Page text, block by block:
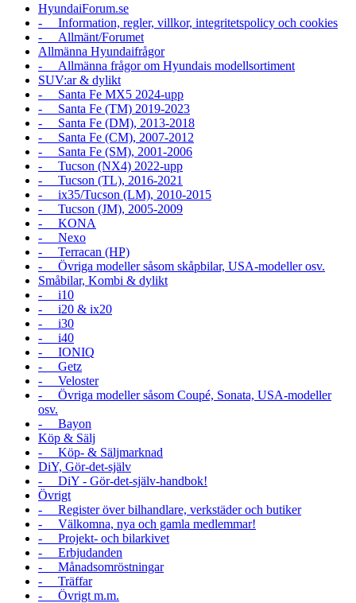
HyundaiForum.se
- Information, regler, villkor, integritetspolicy och cookies
- Allmänt/Forumet
Allmänna Hyundaifrågor
- Allmänna frågor om Hyundais modellsortiment
SUV:ar & dylikt
- Santa Fe MX5 2024-upp
- Santa Fe (TM) 2019-2023
- Santa Fe (DM), 2013-2018
- Santa Fe (CM), 2007-2012
- Santa Fe (SM), 2001-2006
- Tucson (NX4) 2022-upp
- Tucson (TL), 2016-2021
- ix35/Tucson (LM), 2010-2015
- Tucson (JM), 2005-2009
- KONA
- Nexo
- Terracan (HP)
- Övriga modeller såsom skåpbilar, USA-modeller osv.
Småbilar, Kombi & dylikt
- i10
- i20 & ix20
- i30
- i40
- IONIQ
- Getz
- Veloster
- Övriga modeller såsom Coupé, Sonata, USA-modeller
osv.
- Bayon
Köp & Sälj
- Köp- & Säljmarknad
DiY, Gör-det-själv
- DiY - Gör-det-själv-handbok!
Övrigt
- Register över bilhandlare, verkstäder och butiker
- Välkomna, nya och gamla medlemmar!
- Projekt- och bilarkivet
- Erbjudanden
- Månadsomröstningar
- Träffar
- Övrigt m.m.